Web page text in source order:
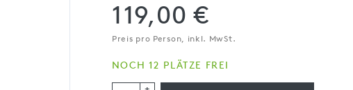
119,00 €
Preis pro Person, inkl. MwSt.
NOCH 12 PLÄTZE FREI